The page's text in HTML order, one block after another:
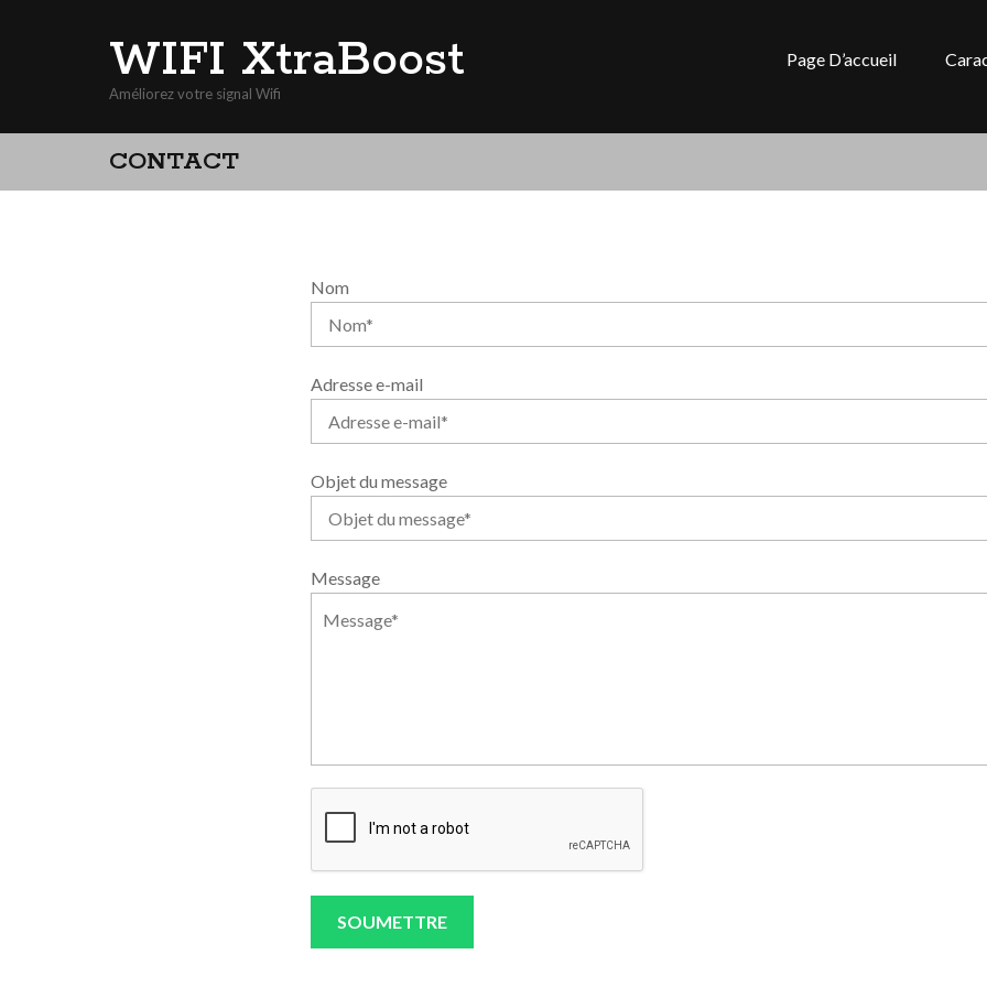
WIFI XtraBoost
Améliorez votre signal Wifi
Page D’accueil
CONTACT
Nom
Adresse e-mail
Objet du message
Message
SOUMETTRE